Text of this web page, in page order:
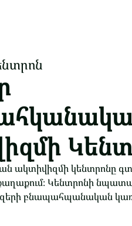
ակտիվիզմի կենտրոնը
Կենտրոնի
բնապահպանական